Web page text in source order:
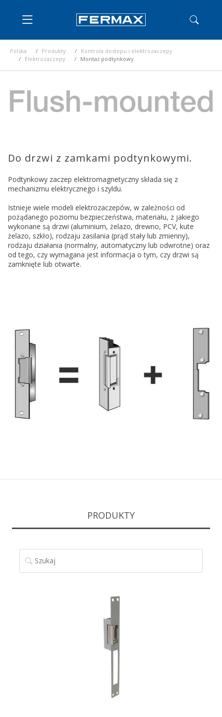
Polska Produkty
Kontrola dostepu i elektrozaczepy
Elektrozaczepy
Montaż podtynkowy
Do drzwi z zamkami podtynkowymi.
Podtynkowy zaczep elektromagnetyczny składa się z
mechanizmu elektrycznego i szyldu.
Istnieje wiele modeli elektrozaczepów, w zależności od
pożądanego poziomu bezpieczeństwa, materiału, z jakiego
wykonane są drzwi (aluminium, żelazo, drewno, PCV, kute
żelazo, szkło), rodzaju zasilania (prąd stały lub zmienny),
rodzaju działania (normalny, automatyczny lub odwrotne) oraz
od tego, czy wymagana jest informacja o tym, czy drzwi są
zamknięte lub otwarte.
PRODUKTY
SZUKAJ